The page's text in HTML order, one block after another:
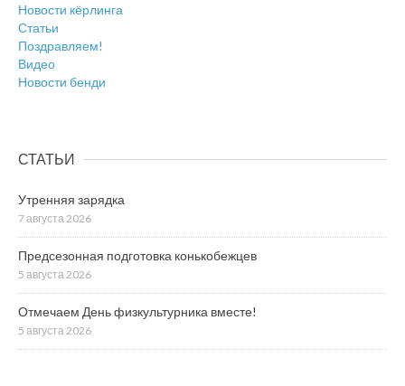
Новости кёрлинга
Статьи
Поздравляем!
Видео
Новости бенди
СТАТЬИ
Утренняя зарядка
7 августа 2026
Предсезонная подготовка конькобежцев
5 августа 2026
Отмечаем День физкультурника вместе!
5 августа 2026